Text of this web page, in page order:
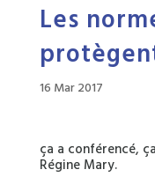
Les
16 Mar 2017
ça a conférencé,
Régine Mary.